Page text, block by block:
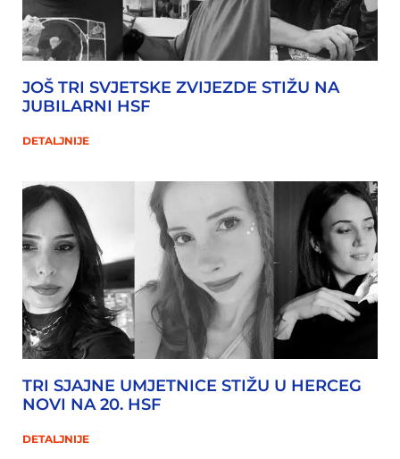
JOŠ TRI SVJETSKE ZVIJEZDE STIŽU NA
JUBILARNI HSF
DETALJNIJE
TRI SJAJNE UMJETNICE STIŽU U HERCEG
NOVI NA 20. HSF
DETALJNIJE